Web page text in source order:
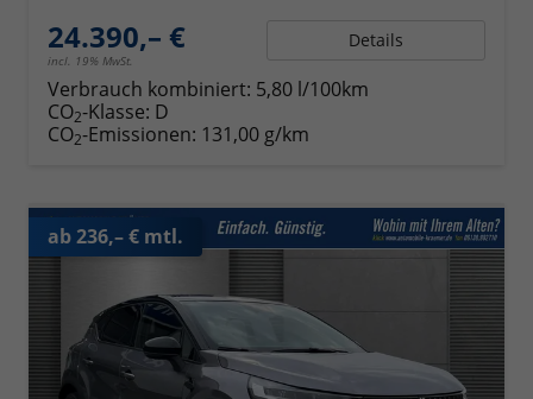
24.390,– €
incl. 19% MwSt.
Details
Verbrauch kombiniert: 5,80 l/100km
CO2-Klasse: D
CO2-Emissionen: 131,00 g/km
ab 236,– € mtl.